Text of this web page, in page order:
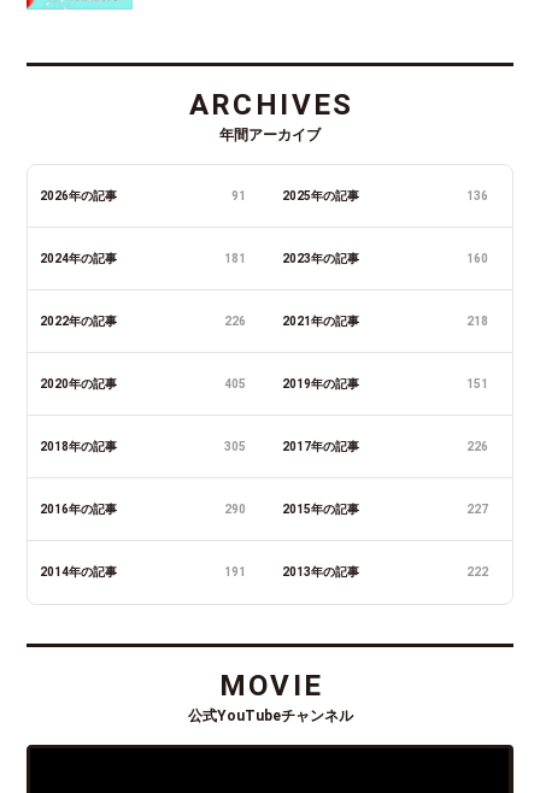
ARCHIVES
年間アーカイブ
2026年の記事 91 2025年の記事 136
2024年の記事 181 2023年の記事 160
2022年の記事 226 2021年の記事 218
2020年の記事 405 2019年の記事 151
2018年の記事 305 2017年の記事 226
2016年の記事 290 2015年の記事 227
2014年の記事 191 2013年の記事 222
MOVIE
公式YouTubeチャンネル